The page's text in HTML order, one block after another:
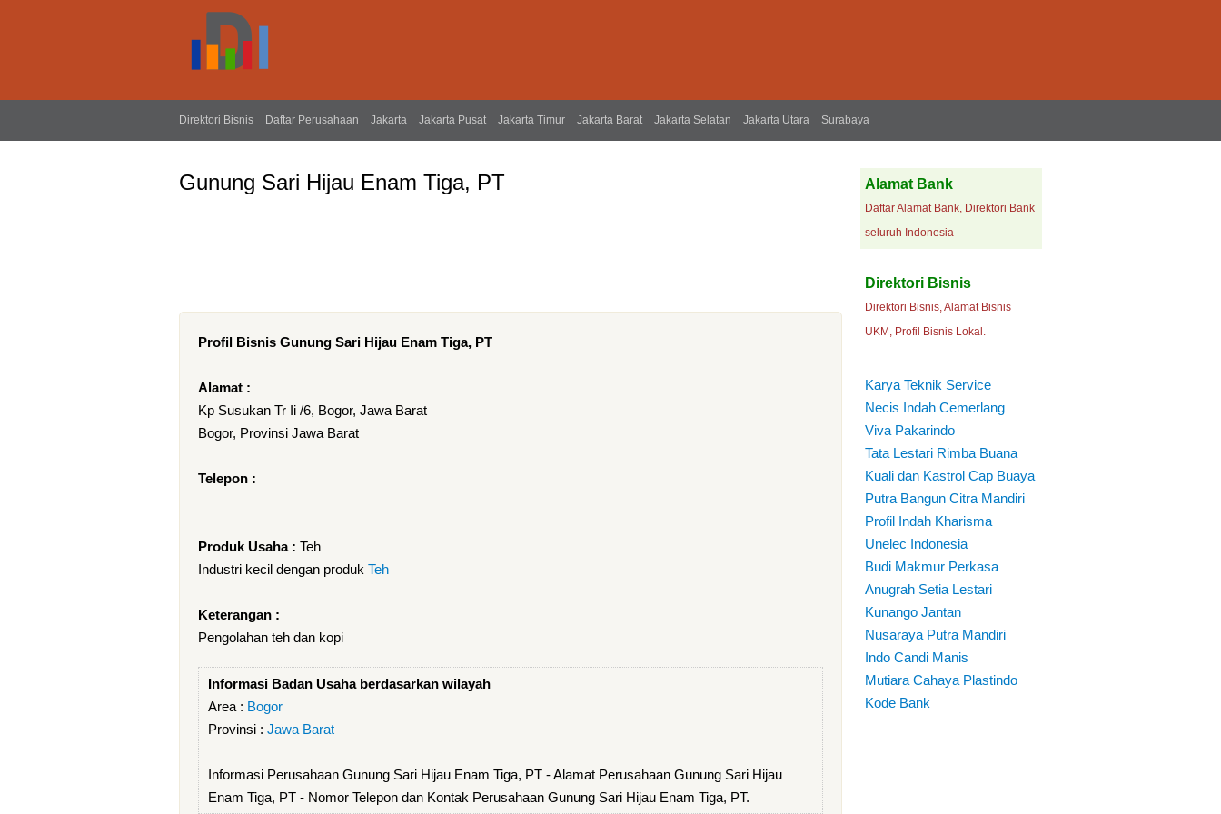
Direktori Bisnis Daftar Perusahaan Jakarta Jakarta Pusat Jakarta Timur Jakarta Barat Jakarta Selatan Jakarta Utara Surabaya
Gunung Sari Hijau Enam Tiga, PT
Profil Bisnis Gunung Sari Hijau Enam Tiga, PT
Alamat :
Kp Susukan Tr Ii /6, Bogor, Jawa Barat
Bogor, Provinsi Jawa Barat
Telepon :
Produk Usaha : Teh
Industri kecil dengan produk Teh
Keterangan :
Pengolahan teh dan kopi
Informasi Badan Usaha berdasarkan wilayah
Area : Bogor
Provinsi : Jawa Barat
Informasi Perusahaan Gunung Sari Hijau Enam Tiga, PT - Alamat Perusahaan Gunung Sari Hijau
Enam Tiga, PT - Nomor Telepon dan Kontak Perusahaan Gunung Sari Hijau Enam Tiga, PT.
Alamat Bank
Daftar Alamat Bank, Direktori Bank
seluruh Indonesia
Direktori Bisnis
Direktori Bisnis, Alamat Bisnis
UKM, Profil Bisnis Lokal.
Karya Teknik Service
Necis Indah Cemerlang
Viva Pakarindo
Tata Lestari Rimba Buana
Kuali dan Kastrol Cap Buaya
Putra Bangun Citra Mandiri
Profil Indah Kharisma
Unelec Indonesia
Budi Makmur Perkasa
Anugrah Setia Lestari
Kunango Jantan
Nusaraya Putra Mandiri
Indo Candi Manis
Mutiara Cahaya Plastindo
Kode Bank